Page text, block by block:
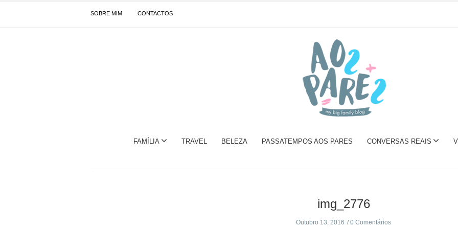
SOBRE MIM CONTACTOS
FAMÍLIA TRAVEL BELEZA PASSATEMPOS AOS PARES CONVERSAS REAIS
img_2776
Outubro 13, 2016 0 Comentários